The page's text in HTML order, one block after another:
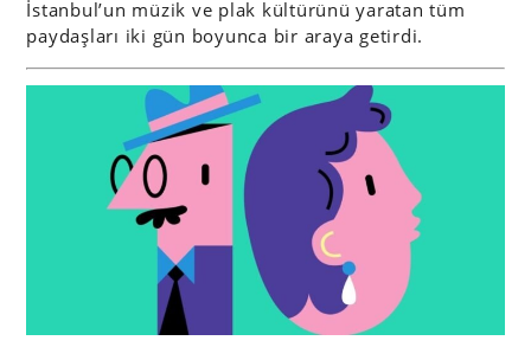
İstanbul’un müzik ve plak kültürünü yaratan tüm
paydaşları iki gün boyunca bir araya getirdi.